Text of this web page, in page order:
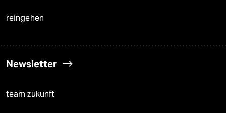
reingehen
Newsletter
team zukunft